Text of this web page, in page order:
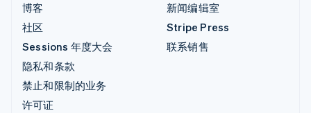
博客
社区
Sessions 年度大会
隐私和条款
禁止和限制的业务
许可证
新闻编辑室
Stripe Press
联系销售